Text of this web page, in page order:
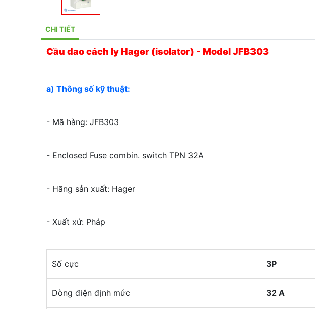
CHI TIẾT
Cầu dao cách ly Hager (isolator) - Model JFB303
a) Thông số kỹ thuật:
- Mã hàng: JFB303
- Enclosed Fuse combin. switch TPN 32A
- Hãng sản xuất: Hager
- Xuất xứ: Pháp
Số cực 3P
Dòng điện định mức 32 A